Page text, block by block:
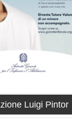
Luigi Pintor